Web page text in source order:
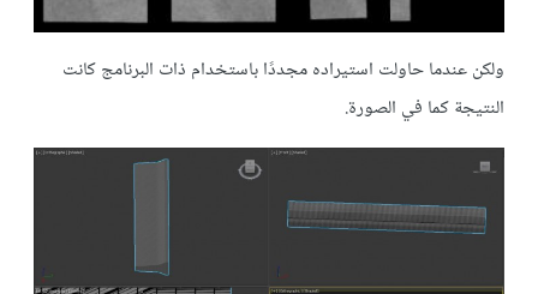
ولكن عندما حاولت استيراده مجددًا باستخدام ذات البرنامج كانت
النتيجة كما في الصورة.